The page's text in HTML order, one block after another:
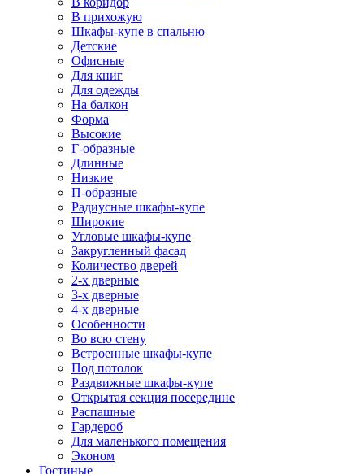
В прихожую
Шкафы-купе в спальню
Детские
Офисные
Для книг
Для одежды
На балкон
Форма
Высокие
Г-образные
Длинные
Низкие
П-образные
Радиусные шкафы-купе
Широкие
Угловые шкафы-купе
Закругленный фасад
Количество дверей
2-х дверные
3-х дверные
4-х дверные
Особенности
Во всю стену
Встроенные шкафы-купе
Под потолок
Раздвижные шкафы-купе
Открытая секция посередине
Распашные
Гардероб
Для маленького помещения
Эконом
Гостиные